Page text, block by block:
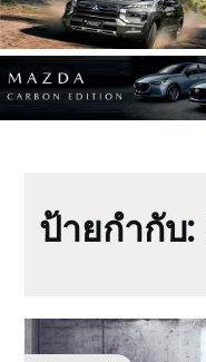
ป้ายกำกับ: